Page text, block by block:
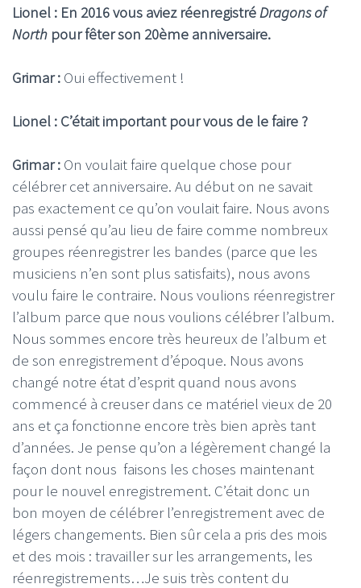
Lionel : En 2016 vous aviez réenregistréDragons of
North pour fêter son 20ème anniversaire.
Grimar : Oui effectivement !
Lionel : C’était important pour vous de le faire ?
Grimar : On voulait faire quelque chose pour
célébrer cet anniversaire. Au début on ne savait
pas exactement ce qu’on voulait faire. Nous avons
aussi pensé qu’au lieu de faire comme nombreux
groupes réenregistrer les bandes (parce que les
musiciens n’en sont plus satisfaits), nous avons
voulu faire le contraire. Nous voulions réenregistrer
l’album parce que nous voulions célébrer l’album.
Nous sommes encore très heureux de l’album et
de son enregistrement d’époque. Nous avons
changé notre état d’esprit quand nous avons
commencé à creuser dans ce matériel vieux de 20
ans et ça fonctionne encore très bien après tant
d’années. Je pense qu’on a légèrement changé la
façon dont nous faisons les choses maintenant
pour le nouvel enregistrement. C’était donc un
bon moyen de célébrer l’enregistrement avec de
légers changements. Bien sûr cela a pris des mois
et des mois : travailler sur les arrangements, les
réenregistrements…Je suis très content du